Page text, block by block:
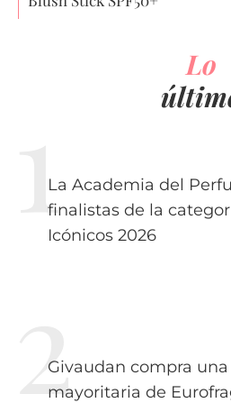
Lo
La Academia del
finalistas de la
Icónicos 2026
Givaudan compra
mayoritaria de